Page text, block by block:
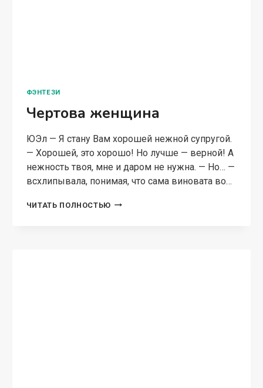
ФЭНТЕЗИ
Чертова женщина
ЮЭл — Я стану Вам хорошей нежной супругой.
— Хорошей, это хорошо! Но лучше — верной! А
нежность твоя, мне и даром не нужна. — Но… —
всхлипывала, понимая, что сама виновата во…
ЧИТАТЬ ПОЛНОСТЬЮ ЧЕРТОВА